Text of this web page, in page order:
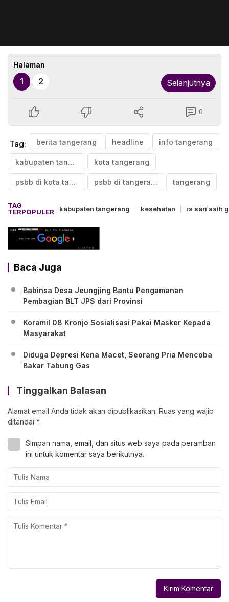
Halaman
1 2 Selanjutnya
0
Tag: berita tangerang headline info tangerang
kabupaten tangerang kota tangerang
psbb di kota tangerang psbb di tangerang tangerang
TAG
TERPOPULER
kabupaten tangerang kesehatan rs sari asih
Baca Juga
Babinsa Desa Jeungjing Bantu Pengamanan
Pembagian BLT JPS dari Provinsi
Koramil 08 Kronjo Sosialisasi Pakai Masker Kepada
Masyarakat
Diduga Depresi Kena Macet, Seorang Pria Mencoba
Bakar Tabung Gas
Tinggalkan Balasan
Alamat email Anda tidak akan dipublikasikan. Ruas yang wajib
ditandai *
Simpan nama, email, dan situs web saya pada peramban
ini untuk komentar saya berikutnya.